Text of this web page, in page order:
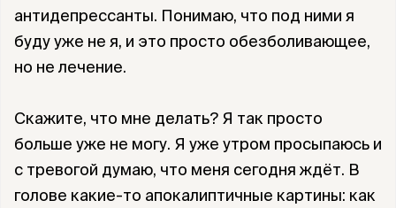
антидепрессанты. Понимаю, что под ними я
буду уже не я, и это просто обезболивающее,
но не лечение.
Скажите, что мне делать? Я так просто
больше уже не могу. Я уже утром просыпаюсь и
с тревогой думаю, что меня сегодня ждёт. В
голове какие-то апокалиптичные картины: как